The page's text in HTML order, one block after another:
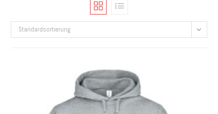
Standardsortierung